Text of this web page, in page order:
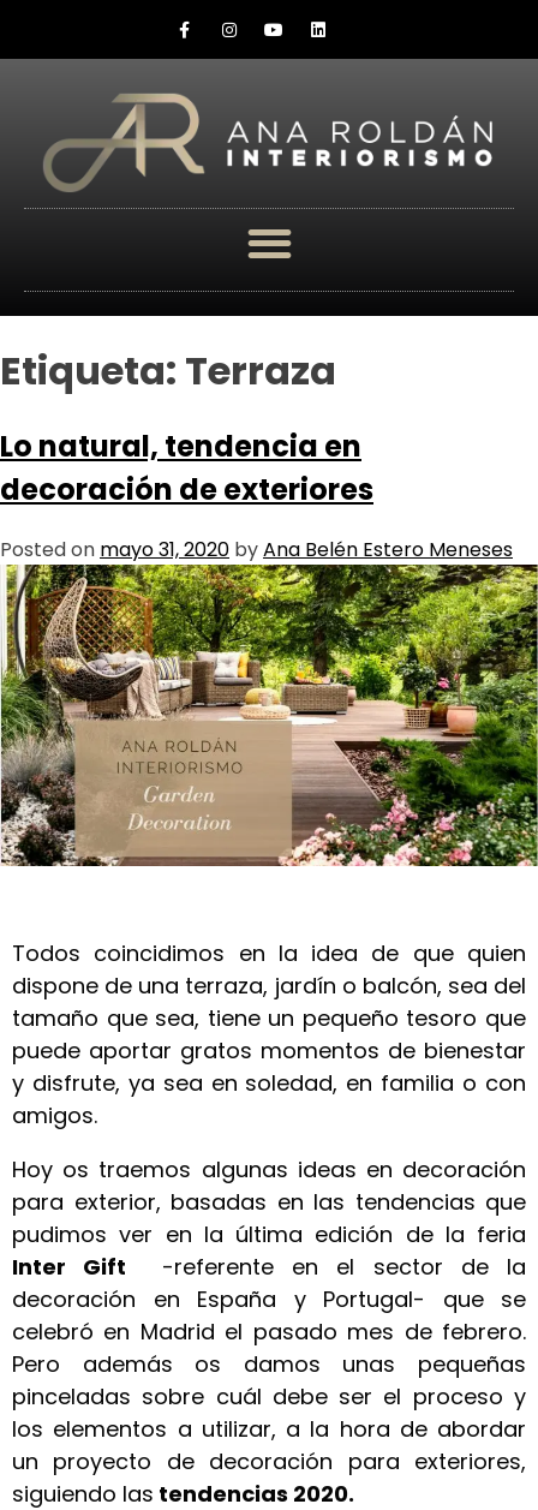
Etiqueta: Terraza
Lo natural, tendencia en
decoración de exteriores
Posted on mayo 31, 2020 byAna Belén Estero Meneses
Todos coincidimos en la idea de que quien
dispone de una terraza, jardín o balcón, sea del
tamaño que sea, tiene un pequeño tesoro que
puede aportar gratos momentos de bienestar
y disfrute, ya sea en soledad, en familia o con
amigos.
Hoy os traemos algunas ideas en decoración
para exterior, basadas en las tendencias que
pudimos ver en la última edición de la feria
Inter Gift
-referente en el sector de la
decoración en España y Portugal- que se
celebró en Madrid el pasado mes de febrero.
Pero además os damos unas pequeñas
pinceladas sobre cuál debe ser el proceso y
los elementos a utilizar, a la hora de abordar
un proyecto de decoración para exteriores,
siguiendo las tendencias 2020.